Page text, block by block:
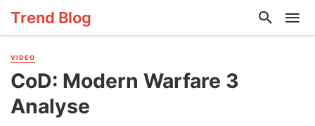
Trend Blog
VIDEO
CoD: Modern Warfare 3
Analyse